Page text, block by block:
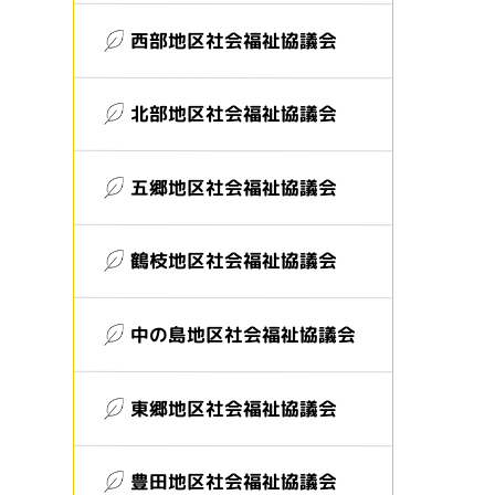
西部地区社会福祉協議会
北部地区社会福祉協議会
五郷地区社会福祉協議会
鶴枝地区社会福祉協議会
中の島地区社会福祉協議会
東郷地区社会福祉協議会
豊田地区社会福祉協議会